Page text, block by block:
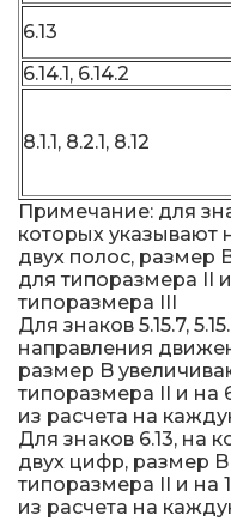
6.13
6.14.1, 6.14.2
8.1.1, 8.2.1, 8.12
Примечание: для
которых указывают
двух полос,
для типоразмера II
типоразмера III
Для знаков 5.15.7,
направления
размер B
типоразмера II и на
из расчета на
Для знаков 6.13, на
двух цифр, размер
типоразмера II и на
из расчета на